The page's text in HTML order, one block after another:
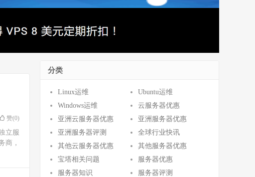
赞(0)
立服
商，
分类
Linux运维
Ubuntu运维
Windows运维
云服务器优惠
亚洲云服务器优惠
亚洲服务器优惠
亚洲服务器评测
全球行业快讯
其他云服务器优惠
其他服务器优惠
宝塔相关问题
服务器优惠
服务器知识
服务器评测